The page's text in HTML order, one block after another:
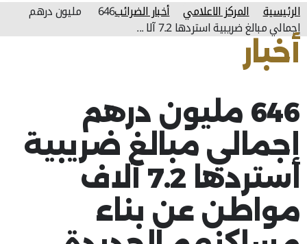
الرئيسية المركز الاعلامي أخبار الضرائب 646 مليون درهم
إجمالي مبالغ ضريبية استردها 7.2 آلا ...
أخبار
646 مليون درهم
إجمالي مبالغ ضريبية
استردها 7.2 آلاف
مواطن عن بناء